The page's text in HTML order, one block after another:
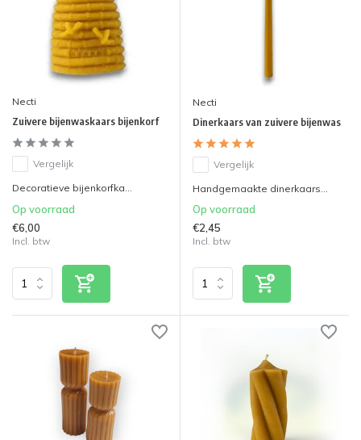
Necti
Zuivere bijenwaskaars bijenkorf
Vergelijk
Decoratieve bijenkorfka...
Op voorraad
€6,00
Incl. btw
Necti
Dinerkaars van zuivere bijenwas
Vergelijk
Handgemaakte dinerkaars...
Op voorraad
€2,45
Incl. btw